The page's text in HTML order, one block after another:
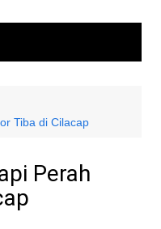
Tiba di Cilacap
Perah